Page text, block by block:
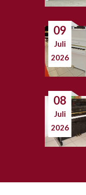
09
Juli
2026
08
Juli
2026